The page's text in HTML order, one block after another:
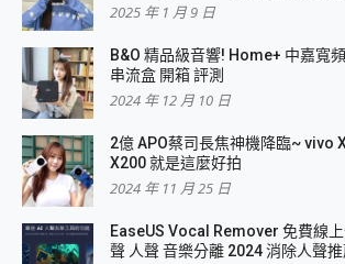
2025 年 1 月 9 日
B&O 精品級音響! Home+ 中嘉寬
串流盒 開箱 評測
2024 年 12 月 10 日
2億 APO蔡司長焦神機降臨~ vivo
X200 就是這麼好拍
2024 年 11 月 25 日
EaseUS Vocal Remover 免費線
聲 人聲 音樂分離 2024 消除人聲